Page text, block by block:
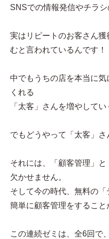
SNSでの情報発信やチラ
実はリピートのお客さん
むと言われているんです！
中でもうちの店を本当に
くれる
「太客」さんを増やしてい
でもどうやって「太客」さ
それには、「顧客管理」
欠かせません。
そして今の時代、無料の
簡単に顧客管理をすること
この連続ゼミは、全6回で